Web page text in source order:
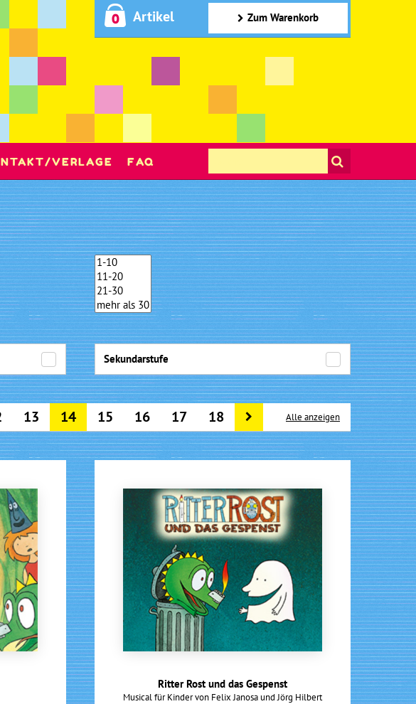
0 Artikel Zum Warenkorb
VERLAGE FAQ
Sekundarstufe
13 14 15 16 17 18 Alle anzeigen
Ritter Rost und das Gespenst
Musical für Kinder von Felix Janosa und Jörg Hilbert